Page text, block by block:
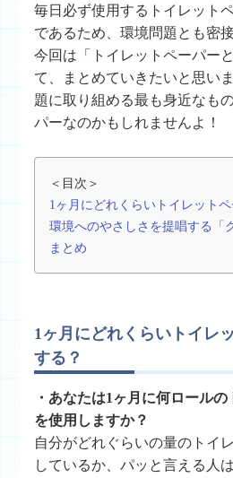
毎日必ず使用するトイレット
であるため、環境問題とも密
今回は「トイレットペーパー
て、まとめていきたいと思い
題に取り組める最も身近なも
パーなのかもしれませんよ！
＜目次＞
1ヶ月にどれくらいトイレット
環境へのやさしさを提唱する「
まとめ
1ヶ月にどれくらいトイレ
する？
・あなたは1ヶ月に何ロール
を使用しますか？
自分がどれぐらいの量のトイ
しているか、パッと言える人